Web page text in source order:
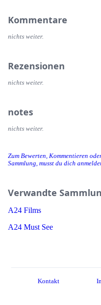
Zum Bewerten, Kommentieren
Sammlung, musst du dich
Verwandte
A24 Films
A24 Must See
Kommentare
nichts weiter.
Rezensionen
nichts weiter.
notes
nichts weiter.
Kontakt